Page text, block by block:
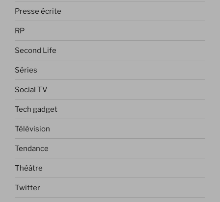
Presse écrite
RP
Second Life
Séries
Social TV
Tech gadget
Télévision
Tendance
Théâtre
Twitter